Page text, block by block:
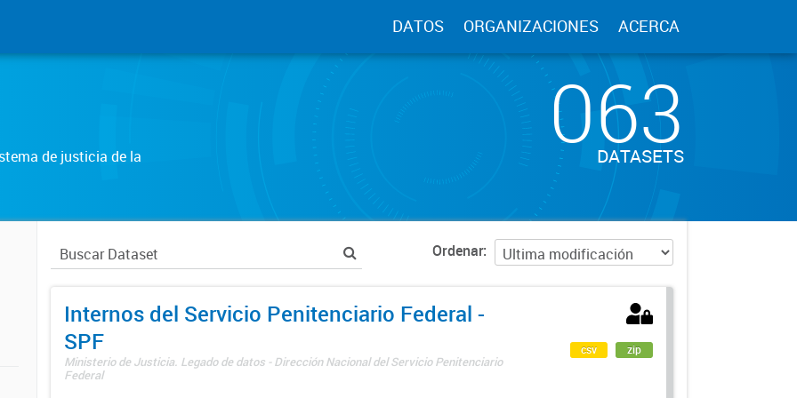
DATOS ORGANIZACIONES ACERCA
de justicia de la 063
DATASETS
Ordenar
Internos del Servicio Penitenciario Federal -
SPF
Ministerio de Justicia. Legado de datos - Dirección Nacional del Servicio Penitenciario
Federal
csv zip